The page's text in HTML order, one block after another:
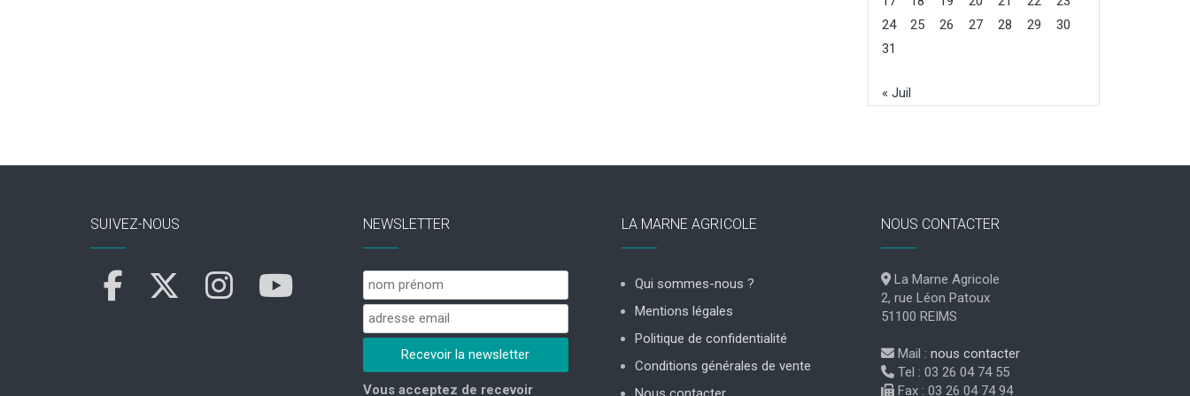
24
25 26 27 28 29
30
31
« Juil
SUIVEZ-NOUS NEWSLETTER
Vous acceptez de recevoir
LA MARNE AGRICOLE
Qui sommes-nous ?
Mentions légales
Politique de confidentialité
Conditions générales de vente
NOUS CONTACTER
La Marne Agricole
2, rue Léon Patoux
51100 REIMS
Mail : nous contacter
Tel : 03 26 04 74 55
Fax : 03 26 04 74 94